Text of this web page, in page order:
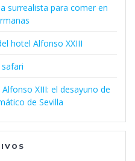
surrealista para comer en
hotel Alfonso XXIII
XIII: el desayuno de
de Sevilla